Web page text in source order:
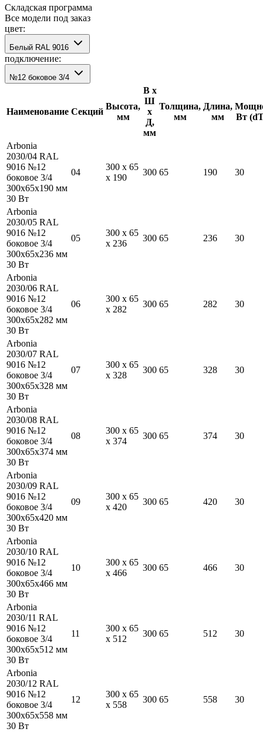
Складская программа
Все модели под заказ
цвет:
Белый RAL 9016
подключение:
№12 боковое 3/4
Наименование Секций
Высота,
мм
В х
Ш
х
Д,
мм
Толщина,
мм
Длина,
мм
Вт
Arbonia
2030/04 RAL
9016 №12
боковое 3/4
300x65x190 мм
30 Вт
04
300 x 65
x 190
300 65 190 30
Arbonia
2030/05 RAL
9016 №12
боковое 3/4
300x65x236 мм
30 Вт
05
300 x 65
x 236
300 65 236 30
Arbonia
2030/06 RAL
9016 №12
боковое 3/4
300x65x282 мм
30 Вт
06
300 x 65
x 282
300 65 282 30
Arbonia
2030/07 RAL
9016 №12
боковое 3/4
300x65x328 мм
30 Вт
07
300 x 65
x 328
300 65 328 30
Arbonia
2030/08 RAL
9016 №12
боковое 3/4
300x65x374 мм
30 Вт
08
300 x 65
x 374
300 65 374 30
Arbonia
2030/09 RAL
9016 №12
боковое 3/4
300x65x420 мм
30 Вт
09
300 x 65
x 420
300 65 420 30
Arbonia
2030/10 RAL
9016 №12
боковое 3/4
300x65x466 мм
30 Вт
10
300 x 65
x 466
300 65 466 30
Arbonia
2030/11 RAL
9016 №12
боковое 3/4
300x65x512 мм
30 Вт
11
300 x 65
x 512
300 65 512 30
Arbonia
2030/12 RAL
9016 №12
боковое 3/4
300x65x558 мм
30 Вт
12
300 x 65
x 558
300 65 558 30